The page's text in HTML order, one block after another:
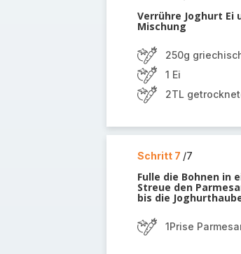
Verrühre Joghurt Ei
Mischung
250g
1 Ei
2TL
Schritt 7 /7
Fulle die Bohnen in
Streue den
bis die
1Prise